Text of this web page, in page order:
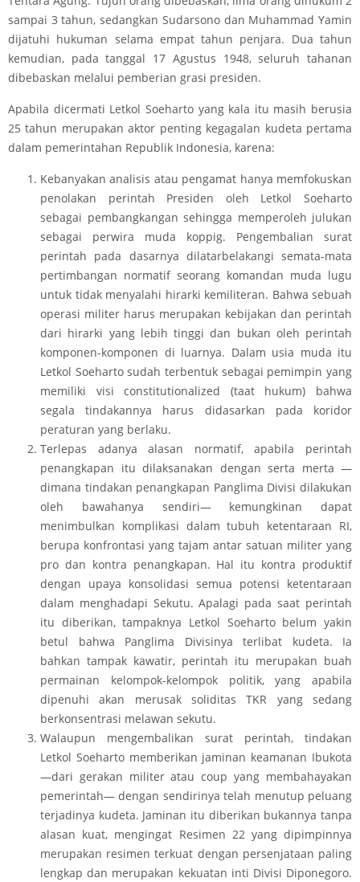
sampai 3 tahun, sedangkan Sudarsono dan Muhammad Yamin
dijatuhi hukuman selama empat tahun penjara. Dua tahun
kemudian, pada tanggal 17 Agustus 1948, seluruh tahanan
dibebaskan melalui pemberian grasi presiden.
Apabila dicermati Letkol Soeharto yang kala itu masih berusia
25 tahun merupakan aktor penting kegagalan kudeta pertama
dalam pemerintahan Republik Indonesia, karena:
Kebanyakan analisis atau pengamat hanya memfokuskan
penolakan perintah Presiden oleh Letkol Soeharto
sebagai pembangkangan sehingga memperoleh julukan
sebagai perwira muda koppig. Pengembalian surat
perintah pada dasarnya dilatarbelakangi semata-mata
pertimbangan normatif seorang komandan muda lugu
untuk tidak menyalahi hirarki kemiliteran. Bahwa sebuah
operasi militer harus merupakan kebijakan dan perintah
dari hirarki yang lebih tinggi dan bukan oleh perintah
komponen-komponen di luarnya. Dalam usia muda itu
Letkol Soeharto sudah terbentuk sebagai pemimpin yang
memiliki visi constitutionalized (taat hukum) bahwa
segala tindakannya harus didasarkan pada koridor
peraturan yang berlaku.
Terlepas adanya alasan normatif, apabila perintah
penangkapan itu dilaksanakan dengan serta merta —
dimana tindakan penangkapan Panglima Divisi dilakukan
oleh bawahanya sendiri— kemungkinan dapat
menimbulkan komplikasi dalam tubuh ketentaraan RI,
berupa konfrontasi yang tajam antar satuan militer yang
pro dan kontra penangkapan. Hal itu kontra produktif
dengan upaya konsolidasi semua potensi ketentaraan
dalam menghadapi Sekutu. Apalagi pada saat perintah
itu diberikan, tampaknya Letkol Soeharto belum yakin
betul bahwa Panglima Divisinya terlibat kudeta. Ia
bahkan tampak kawatir, perintah itu merupakan buah
permainan kelompok-kelompok politik, yang apabila
dipenuhi akan merusak soliditas TKR yang sedang
berkonsentrasi melawan sekutu.
Walaupun mengembalikan surat perintah, tindakan
Letkol Soeharto memberikan jaminan keamanan Ibukota
—dari gerakan militer atau coup yang membahayakan
pemerintah— dengan sendirinya telah menutup peluang
terjadinya kudeta. Jaminan itu diberikan bukannya tanpa
alasan kuat, mengingat Resimen 22 yang dipimpinnya
merupakan resimen terkuat dengan persenjataan paling
lengkap dan merupakan kekuatan inti Divisi Diponegoro.